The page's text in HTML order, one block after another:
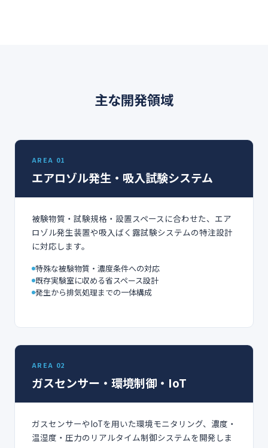
主な開発領域
AREA 01
エアロゾル発生・吸入試験システム
被験物質・試験規格・設置スペースに合わせた、エア
ロゾル発生装置や吸入ばく露試験システムの特注設計
に対応します。
特殊な被験物質・濃度条件への対応
既存実験室に収める省スペース設計
発生から排気処理までの一体構成
AREA 02
ガスセンサー・環境制御・IoT
ガスセンサーやIoTを用いた環境モニタリング、濃度・
温湿度・圧力のリアルタイム制御システムを開発しま